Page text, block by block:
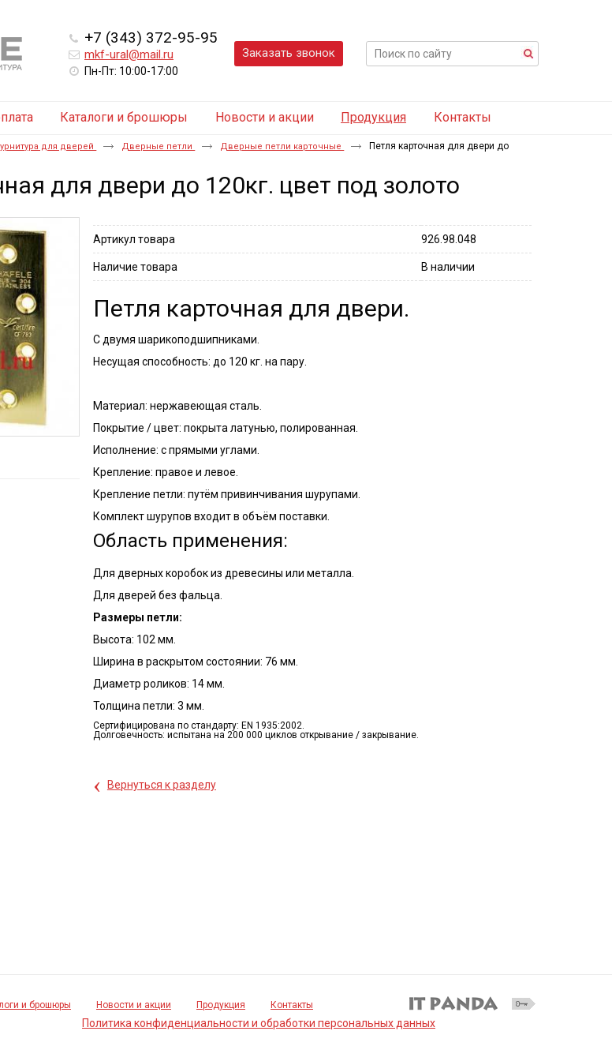
+7 (343) 372-95-95
mkf-ural@mail.ru
Пн-Пт: 10:00-17:00
Заказать звонок
Каталоги и брошюры Новости и акции Продукция Контакты
для дверей Дверные петли Дверные петли карточные
Петля карточная для двери до
для двери до 120кг. цвет под золото
Артикул товара 926.98.048
Наличие товара В наличии
Петля карточная для двери.
С двумя шарикоподшипниками.
Несущая способность: до 120 кг. на пару.
Материал: нержавеющая сталь.
Покрытие / цвет: покрыта латунью, полированная.
Исполнение: с прямыми углами.
Крепление: правое и левое.
Крепление петли: путём привинчивания шурупами.
Комплект шурупов входит в объём поставки.
Область применения:
Для дверных коробок из древесины или металла.
Для дверей без фальца.
Размеры петли:
Высота: 102 мм.
Ширина в раскрытом состоянии: 76 мм.
Диаметр роликов: 14 мм.
Толщина петли: 3 мм.
Сертифицирована по стандарту: EN 1935:2002.
Долговечность: испытана на 200 000 циклов открывание / закрывание.
‹ Вернуться к разделу
и брошюры Новости и акции Продукция
Контакты
Политика конфиденциальности и обработки персональных данных